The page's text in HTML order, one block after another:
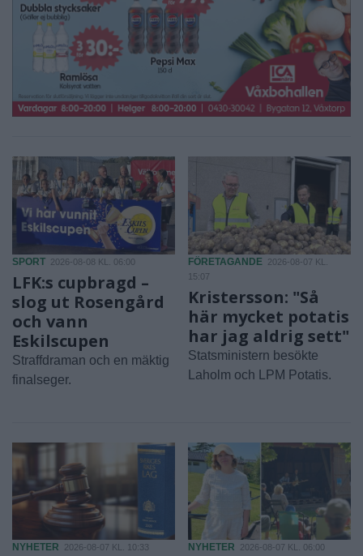
SPORT 2026-08-08 KL. 06:00
LFK:s cupbragd –
slog ut Rosengård
och vann
Eskilscupen
Straffdraman och en mäktig
finalseger.
FÖRETAGANDE
2026-08-07 KL.
15:07
Kristersson: "Så
här mycket potatis
har jag aldrig sett"
Statsministern besökte
Laholm och LPM Potatis.
NYHETER 2026-08-07 KL. 10:33 NYHETER 2026-08-07 KL. 06:00